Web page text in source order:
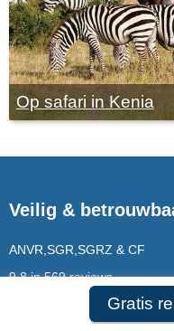
Gratis
Op safari in Kenia
Veilig &
ANVR,SGR,SGRZ & CF
9,8 in 569 reviews
Bekend van RTL4